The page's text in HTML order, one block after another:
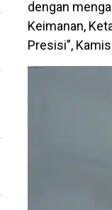
dengan
Keimanan,
Presisi”,